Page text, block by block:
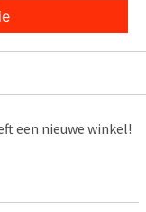
een nieuwe winkel!